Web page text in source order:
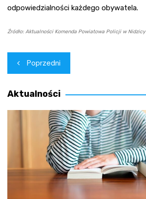
odpowiedzialności każdego obywatela.
Źródło: Aktualności Komenda Powiatowa Policji w Nidzicy
Nawigacja
wpisu
Poprzedni
Aktualności